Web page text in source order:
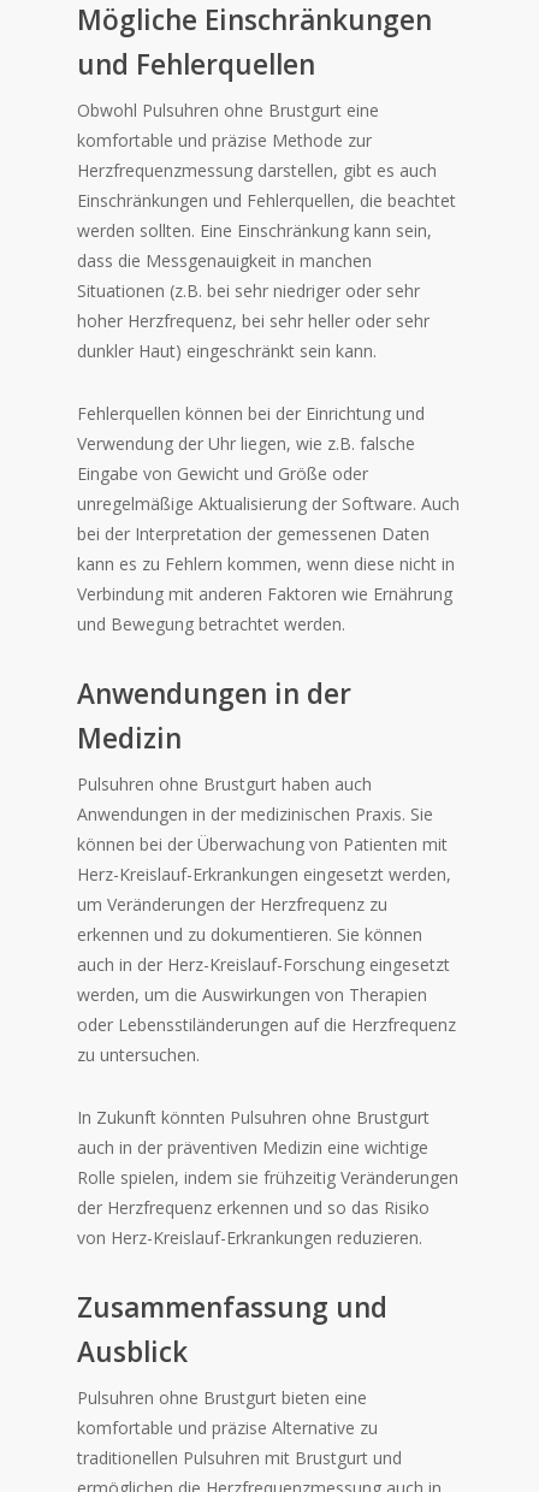
Mögliche Einschränkungen
und Fehlerquellen
Obwohl Pulsuhren ohne Brustgurt eine
komfortable und präzise Methode zur
Herzfrequenzmessung darstellen, gibt es auch
Einschränkungen und Fehlerquellen, die beachtet
werden sollten. Eine Einschränkung kann sein,
dass die Messgenauigkeit in manchen
Situationen (z.B. bei sehr niedriger oder sehr
hoher Herzfrequenz, bei sehr heller oder sehr
dunkler Haut) eingeschränkt sein kann.
Fehlerquellen können bei der Einrichtung und
Verwendung der Uhr liegen, wie z.B. falsche
Eingabe von Gewicht und Größe oder
unregelmäßige Aktualisierung der Software. Auch
bei der Interpretation der gemessenen Daten
kann es zu Fehlern kommen, wenn diese nicht in
Verbindung mit anderen Faktoren wie Ernährung
und Bewegung betrachtet werden.
Anwendungen in der
Medizin
Pulsuhren ohne Brustgurt haben auch
Anwendungen in der medizinischen Praxis. Sie
können bei der Überwachung von Patienten mit
Herz-Kreislauf-Erkrankungen eingesetzt werden,
um Veränderungen der Herzfrequenz zu
erkennen und zu dokumentieren. Sie können
auch in der Herz-Kreislauf-Forschung eingesetzt
werden, um die Auswirkungen von Therapien
oder Lebensstiländerungen auf die Herzfrequenz
zu untersuchen.
In Zukunft könnten Pulsuhren ohne Brustgurt
auch in der präventiven Medizin eine wichtige
Rolle spielen, indem sie frühzeitig Veränderungen
der Herzfrequenz erkennen und so das Risiko
von Herz-Kreislauf-Erkrankungen reduzieren.
Zusammenfassung und
Ausblick
Pulsuhren ohne Brustgurt bieten eine
komfortable und präzise Alternative zu
traditionellen Pulsuhren mit Brustgurt und